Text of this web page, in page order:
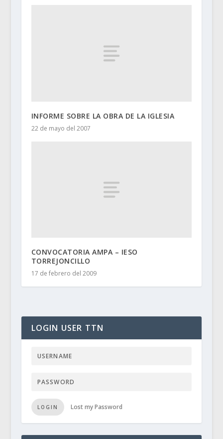
INFORME SOBRE LA OBRA DE LA IGLESIA
22 de mayo del 2007
CONVOCATORIA AMPA – IESO
TORREJONCILLO
17 de febrero del 2009
LOGIN USER TTN
LOGIN Lost my Password